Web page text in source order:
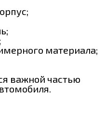
материала;
важной частью